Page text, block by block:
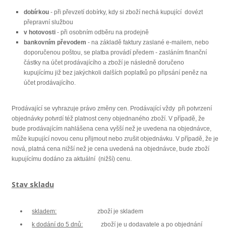
dobírkou - při převzetí dobírky, kdy si zboží nechá kupující dovézt
přepravní službou
v hotovosti - při osobním odběru na prodejně
bankovním převodem - na základě faktury zaslané e-mailem, nebo
doporučenou poštou, se platba provádí předem - zasláním finanční
částky na účet prodávajícího a zboží je následně doručeno
kupujícímu již bez jakýchkoli dalších poplatků po připsání peněz na
účet prodávajícího.
Prodávající se vyhrazuje právo změny cen. Prodávající vždy při potvrzení
objednávky potvrdí též platnost ceny objednaného zboží. V případě, že
bude prodávajícím nahlášena cena vyšší než je uvedena na objednávce,
může kupující novou cenu přijmout nebo zrušit objednávku. V případě, že je
nová, platná cena nižší než je cena uvedená na objednávce, bude zboží
kupujícímu dodáno za aktuální (nižší) cenu.
Stav skladu
skladem:
zboží je skladem
k dodání do 5 dnů:
zboží je u dodavatele a po objednání